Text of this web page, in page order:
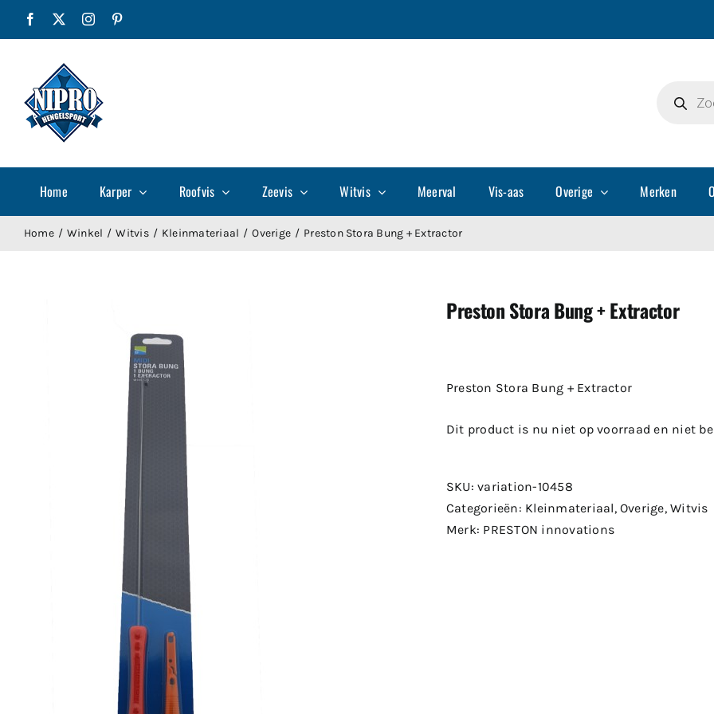
Facebook Instagram
zoeken
Home Karper Roofvis Zeevis Witvis Meerval Vis-aas Overige Merken
Home Winkel Witvis Kleinmateriaal Overige Preston Stora Bung + Extractor
Preston Stora Bung + Extractor
Preston Stora Bung + Extractor
Dit product is nu niet op voorraad en niet
SKU:variation-10458
Categorieën: Kleinmateriaal, Overige,Witvis
Merk: PRESTON innovations